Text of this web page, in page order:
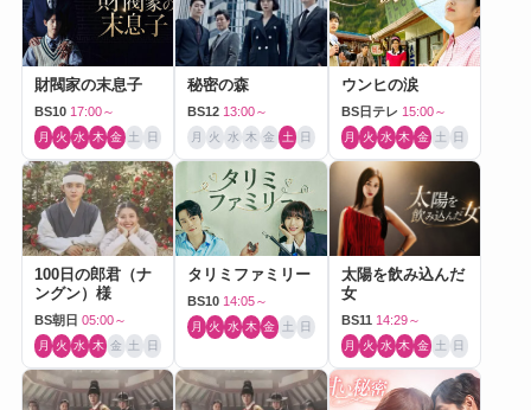
財閥家の末息子
BS10 17:00～
月 火 水 木 金 土 日
秘密の森
BS12 13:00～
月 火 水 木 金 土 日
ウンヒの涙
BS日テレ 15:00～
月 火 水 木 金 土 日
100日の郎君（ナ
ングン）様
BS朝日 05:00～
月 火 水 木 金 土 日
タリミファミリー
BS10 14:05～
月 火 水 木 金 土 日
太陽を飲み込んだ
女
BS11 14:29～
月 火 水 木 金 土 日